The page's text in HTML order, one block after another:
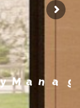
Manag eme t